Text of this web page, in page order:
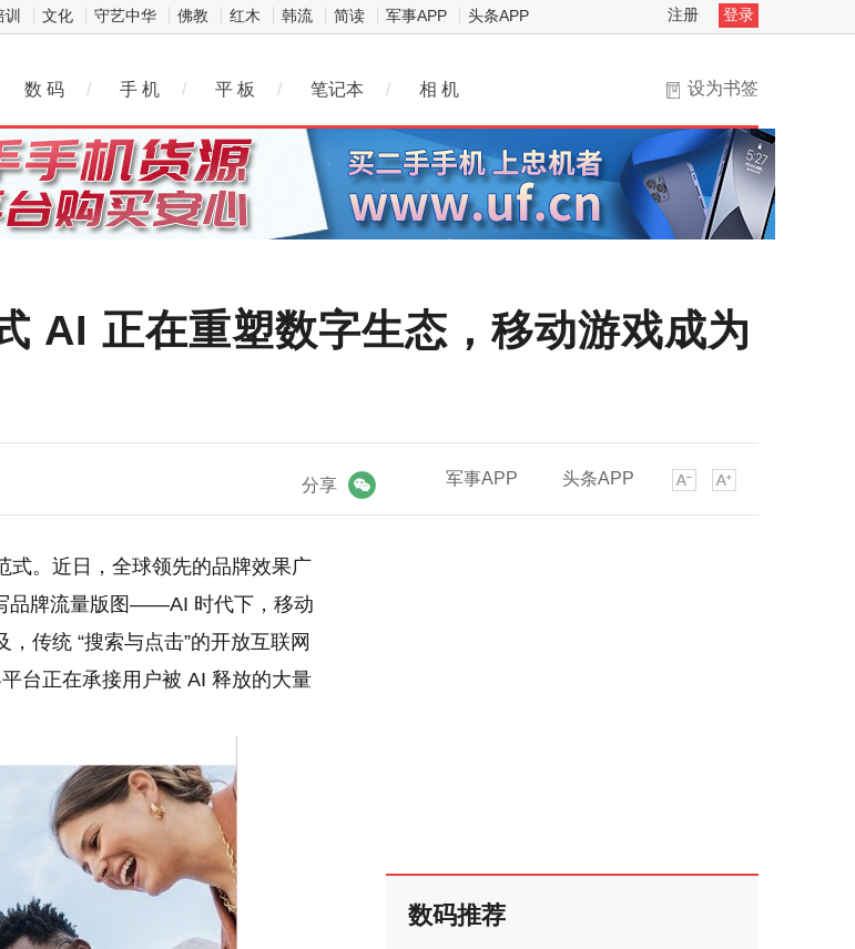
训 文化 守艺中华 佛教 红木 韩流 简读 军事APP 头条APP 注册 登录
设为书签
数 码 / 手 机 / 平 板 / 笔记本 / 相 机
AI 正在重塑数字生态，移动游戏成为
军事APP 头条APP
分享
式。近日，全球领先的品牌效果广
品牌流量版图——AI 时代下，移动
传统 “搜索与点击”的开放互联网
台正在承接用户被 AI 释放的大量
数码推荐